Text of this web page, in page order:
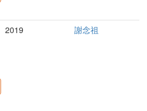
2019 謝念祖